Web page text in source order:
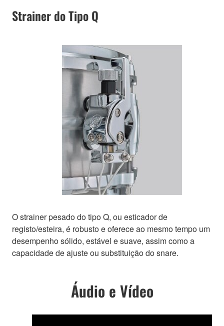
Strainer do Tipo Q
O strainer pesado do tipo Q, ou esticador de
registo/esteira, é robusto e oferece ao mesmo tempo um
desempenho sólido, estável e suave, assim como a
capacidade de ajuste ou substituição do snare.
Áudio e Vídeo